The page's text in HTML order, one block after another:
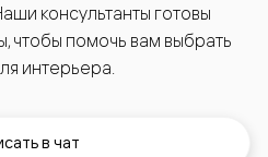
консультанты готовы
чтобы помочь вам выбрать
интерьера.
в чат